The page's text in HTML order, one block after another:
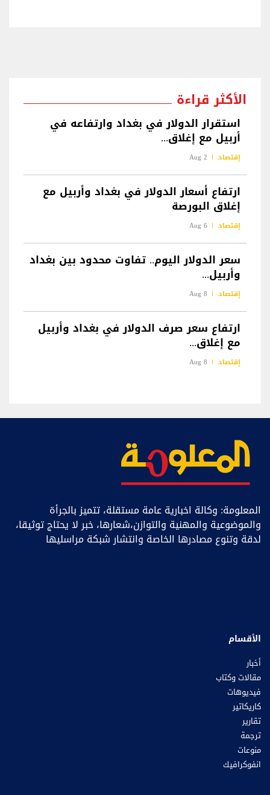
الأكثر قراءة
استقرار الدولار في بغداد وارتفاعه في
أربيل مع إغلاق...
إقتصاد 2 Aug
ارتفاع أسعار الدولار في بغداد وأربيل مع
إغلاق البورصة
إقتصاد 6 Aug
سعر الدولار اليوم.. تفاوت محدود بين بغداد
وأربيل...
إقتصاد 8 Aug
ارتفاع سعر صرف الدولار في بغداد وأربيل
مع إغلاق...
إقتصاد 8 Aug
المعلومة: وكالة اخبارية عامة مستقلة، تتميز بالجرأة
والموضوعية والمهنية والتوازن،شعارها، خبر ﻻ يحتاج توثيقا،
لدقة وتنوع مصادرها الخاصة وانتشار شبكة مراسليها
الأقسام
أخبار
مقالات وكتاب
فيديوهات
كاريكاتير
تقارير
ترجمة
منوعات
انفوكرافيك